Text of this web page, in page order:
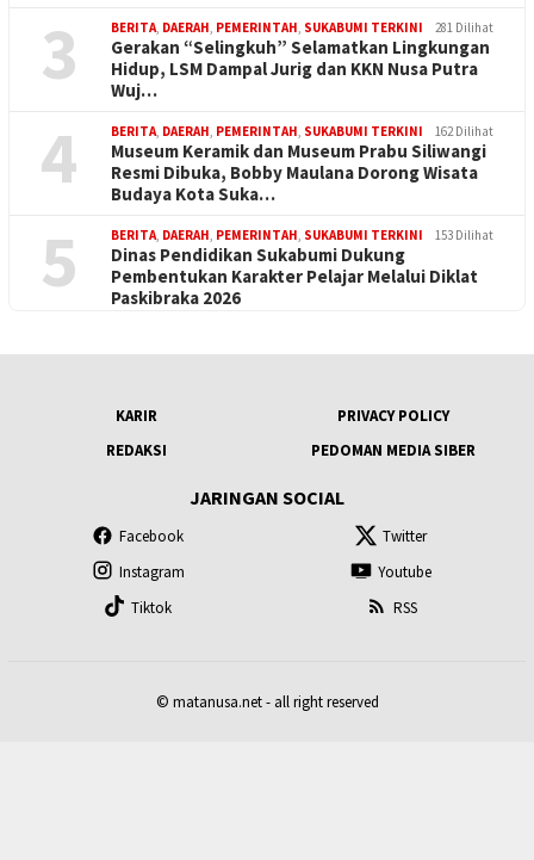
3 BERITA, DAERAH, PEMERINTAH, SUKABUMI TERKINI 281 Dilihat
Gerakan “Selingkuh” Selamatkan Lingkungan
Hidup, LSM Dampal Jurig dan KKN Nusa Putra
Wuj…
4 BERITA, DAERAH, PEMERINTAH, SUKABUMI TERKINI 162 Dilihat
Museum Keramik dan Museum Prabu Siliwangi
Resmi Dibuka, Bobby Maulana Dorong Wisata
Budaya Kota Suka…
5 BERITA, DAERAH, PEMERINTAH, SUKABUMI TERKINI 153 Dilihat
Dinas Pendidikan Sukabumi Dukung
Pembentukan Karakter Pelajar Melalui Diklat
Paskibraka 2026
KARIR
PRIVACY POLICY
REDAKSI
PEDOMAN MEDIA SIBER
JARINGAN SOCIAL
Facebook
Twitter
Instagram
Youtube
Tiktok
RSS
© matanusa.net - all right reserved